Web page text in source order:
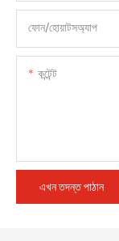
ফোন/হোয়াটসঅ্যাপ
কন্টেন্ট
এখন তদন্ত পাঠান